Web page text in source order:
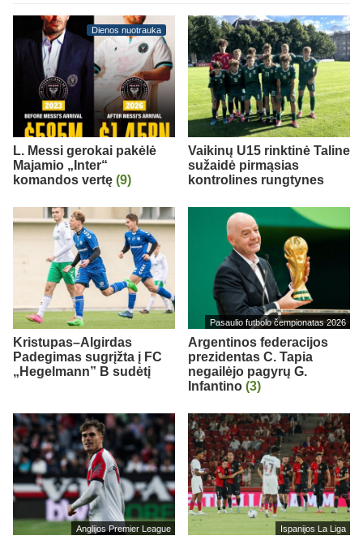
Dienos nuotrauka
L. Messi gerokai pakėlė
Majamio „Inter“
komandos vertę (9)
Vaikinų U15 rinktinė Taline
sužaidė pirmąsias
kontrolines rungtynes
Kristupas–Algirdas
Padegimas sugrįžta į FC
„Hegelmann” B sudėtį
Pasaulio futbolo čempionatas 2026
Argentinos federacijos
prezidentas C. Tapia
negailėjo pagyrų G.
Infantino (3)
Anglijos Premier League Ispanijos La Liga